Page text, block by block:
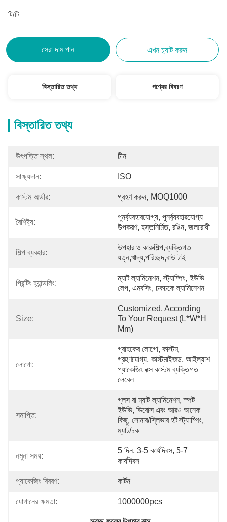
টি/টি
সেরা দাম পান এখন চ্যাট করুন
বিস্তারিত তথ্য পণ্যের বিবরণ
বিস্তারিত তথ্য
উৎপত্তি স্থল: চীন
সাক্ষ্যদান: ISO
কাস্টম অর্ডার: গ্রহণ করুন, MOQ1000
বৈশিষ্ট্য:
পুনর্ব্যবহারযোগ্য, পুনর্ব্যবহারযোগ্য
উপকরণ, হস্তনির্মিত, রঙিন, জলরোধী
শিল্প ব্যবহার:
উপহার ও কারুশিল্প,ব্যক্তিগত
যত্ন,খাদ্য,পরিচ্ছদ,বাউ টাই
প্রিন্টিং হ্যান্ডলিং:
ম্যাট ল্যামিনেশন, স্ট্যাম্পিং, ইউভি
লেপ, এমবসিং, চকচকে ল্যামিনেশন
Size:
Customized, According
To Your Request (L*W*H
Mm)
লোগো:
গ্রাহকের লোগো, কাস্টম,
গ্রহণযোগ্য, কাস্টমাইজড, আইল্যাশ
প্যাকেজিং বক্স কাস্টম ব্যক্তিগত
লেবেল
সমাপ্তি:
গ্লস বা ম্যাট ল্যামিনেশন, স্পট
ইউভি, ডিবোস এবং আরও অনেক
কিছু, সোনার/স্লিভার হট স্ট্যাম্পিং,
ম্যাট/চক
নমুনা সময়:
5 দিন, 3-5 কার্যদিবস, 5-7
কার্যদিবস
প্যাকেজিং বিবরণ: কার্টন
যোগানের ক্ষমতা: 1000000pcs